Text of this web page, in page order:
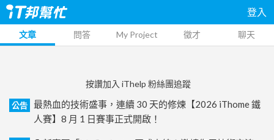
登入
文章 問答 My Project 徵才 聊天
按讚加入 iThelp 粉絲團追蹤
公告
最熱血的技術盛事，連續 30 天的修煉【2026 iThome 鐵
人賽】8 月 1 日賽事正式開啟！